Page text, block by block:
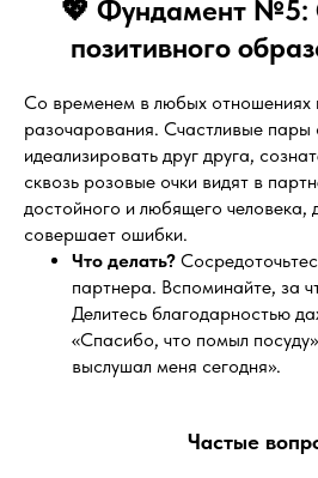
💖 Фундамент №5:
позитивного
Со временем в любых отношениях
разочарования. Счастливые пары
идеализировать друг друга,
сквозь розовые очки видят в
достойного и любящего человека,
совершает ошибки.
Что делать?
партнера. Вспоминайте, за
Делитесь благодарностью
«Спасибо, что помыл
выслушал меня сегодня».
Частые